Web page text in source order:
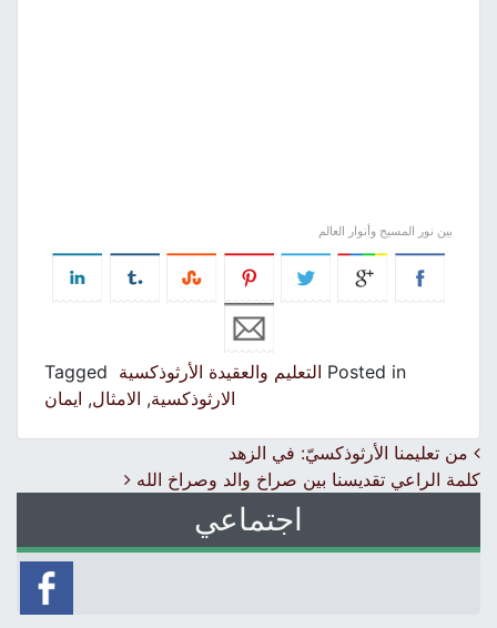
بين نور المسيح وأنوار العالم
Posted in التعليم والعقيدة الأرثوذكسية Tagged
الارثوذكسية,الامثال, ايمان
Post navigation
من تعليمنا الأرثوذكسيّ: في الزهد
كلمة الراعي تقديسنا بين صراخ والد وصراخ الله
اجتماعي